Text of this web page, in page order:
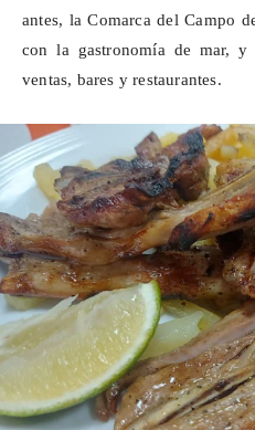
antes, la Comarca del Campo
con la gastronomía de mar, y
ventas, bares y restaurantes.